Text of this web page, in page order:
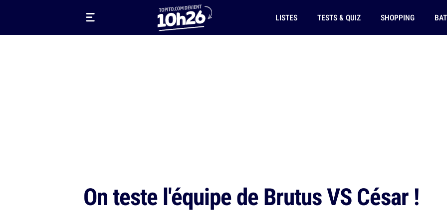
LISTES TESTS & QUIZ SHOPPING
On teste l'équipe de Brutus VS César !